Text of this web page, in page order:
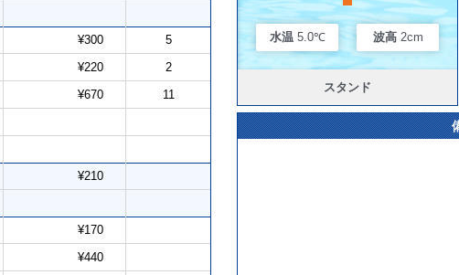
¥300 5
¥220 2
¥670 11
¥210
¥170
¥440
水温 5.0℃ 波高 2cm
スタンド